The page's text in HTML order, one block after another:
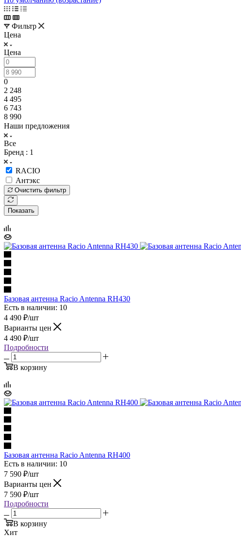
Фильтр
Цена
Цена
0
2 248
4 495
6 743
8 990
Наши предложения
Все
Бренд : 1
RACIO
Антэкс
Очистить фильтр
Показать
Базовая антенна Racio Antenna RH430
Есть в наличии: 10
4 490 ₽/шт
Варианты цен
4 490 ₽/шт
Подробности
В корзину
Базовая антенна Racio Antenna RH400
Есть в наличии: 10
7 590 ₽/шт
Варианты цен
7 590 ₽/шт
Подробности
В корзину
Хит